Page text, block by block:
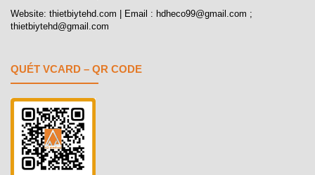
Website: thietbiytehd.com | Email : hdheco99@gmail.com ;
thietbiytehd@gmail.com
QUÉT VCARD – QR CODE